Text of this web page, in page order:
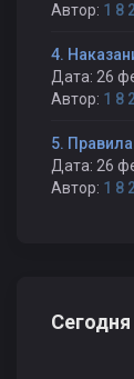
Автор: 1 8
4.
Дата: 26
Автор: 1 8
5.
Дата: 26
Автор: 1 8